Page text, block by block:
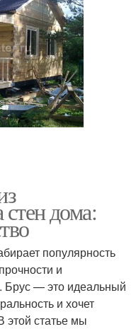
стен дома:
популярность
и
Брус — это идеальный
и хочет
этой статье мы